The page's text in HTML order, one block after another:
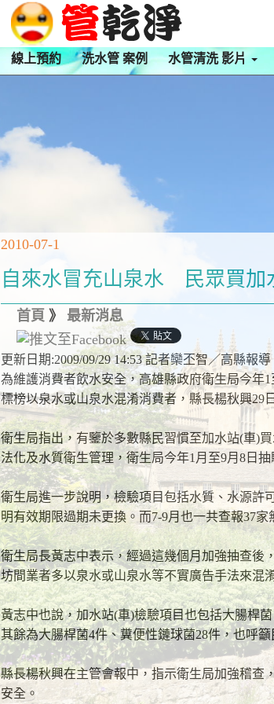
線上預約 洗水管 案例 水管清洗 影片
2010-07-1
自來水冒充山泉水 民眾買加
首頁 》 最新消息
更新日期:2009/09/29 14:53 記者欒丕智／高縣報導
為維護消費者飲水安全，高雄縣政府衛生局今年
標榜以泉水或山泉水混淆消費者，縣長楊秋興29
衛生局指出，有鑒於多數縣民習慣至加水站(車)
法化及水質衛生管理，衛生局今年1月至9月8日
衛生局進一步說明，檢驗項目包括水質、水源許
明有效期限過期未更換。而7-9月也一共查報37
衛生局長黃志中表示，經過這幾個月加強抽查後
坊間業者多以泉水或山泉水等不實廣告手法來混
黃志中也說，加水站(車)檢驗項目也包括大腸桿
其餘為大腸桿菌4件、糞便性鏈球菌28件，也呼
縣長楊秋興在主管會報中，指示衛生局加強稽查
安全。